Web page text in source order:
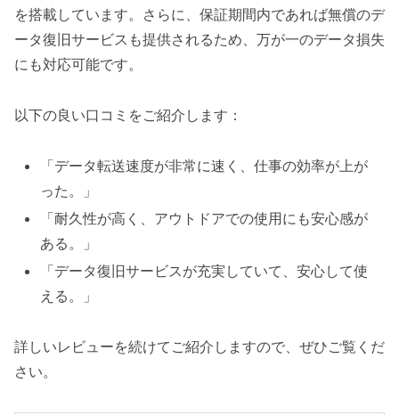
を搭載しています。さらに、保証期間内であれば無償のデ
ータ復旧サービスも提供されるため、万が一のデータ損失
にも対応可能です。
以下の良い口コミをご紹介します：
「データ転送速度が非常に速く、仕事の効率が上が
った。」
「耐久性が高く、アウトドアでの使用にも安心感が
ある。」
「データ復旧サービスが充実していて、安心して使
える。」
詳しいレビューを続けてご紹介しますので、ぜひご覧くだ
さい。